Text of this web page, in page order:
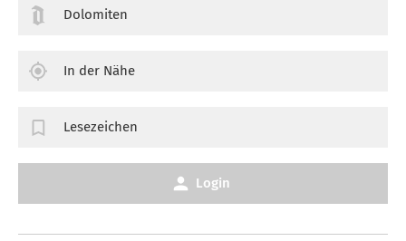
Dolomiten
In der Nähe
Lesezeichen
Login